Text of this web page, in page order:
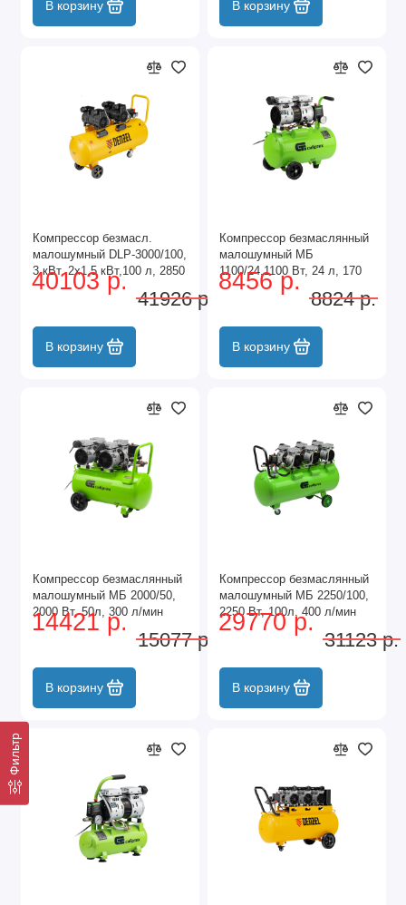
Фильтр
В корзину В корзину
Компрессор безмасл.
малошумный DLP-3000/100,
3 кВт, 2х1,5 кВт,100 л, 2850
об/мин,500 л/мин Denzel
40103 р.
41926 р.
В корзину
Компрессор безмаслянный
малошумный МБ
1100/24,1100 Вт, 24 л, 170
л/мин Сибртех
8456 р.
8824 р.
В корзину
Компрессор безмаслянный
малошумный МБ 2000/50,
2000 Вт, 50л, 300 л/мин
Сибртех
14421 р.
15077 р.
В корзину
Компрессор безмаслянный
малошумный МБ 2250/100,
2250 Вт, 100л, 400 л/мин
Сибртех
29770 р.
31123 р.
В корзину